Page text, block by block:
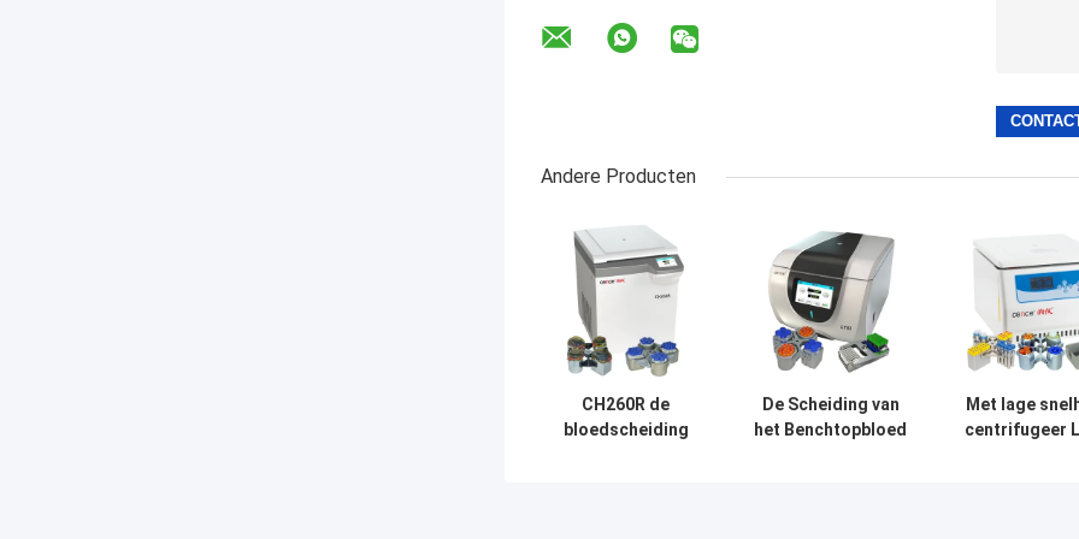
Andere Producten
CH260R de
bloedscheiding
De Scheiding van
het Benchtopbloed
Met lage
centrifugeer